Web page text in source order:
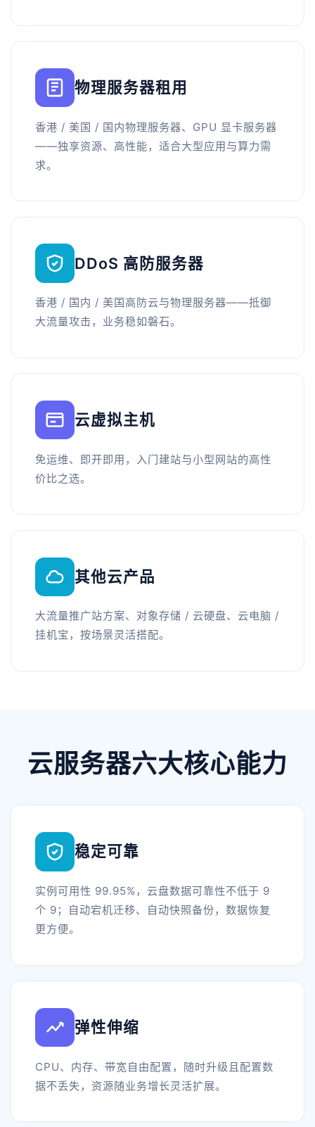
物理服务器租用
香港 / 美国 / 国内物理服务器、GPU 显卡服务器
——独享资源、高性能，适合大型应用与算力需
求。
DDoS 高防服务器
香港 / 国内 / 美国高防云与物理服务器——抵御
大流量攻击，业务稳如磐石。
云虚拟主机
免运维、即开即用，入门建站与小型网站的高性
价比之选。
其他云产品
大流量推广站方案、对象存储 / 云硬盘、云电脑 /
挂机宝，按场景灵活搭配。
云服务器六大核心能力
稳定可靠
实例可用性 99.95%，云盘数据可靠性不低于 9
个 9；自动宕机迁移、自动快照备份，数据恢复
更方便。
弹性伸缩
CPU、内存、带宽自由配置，随时升级且配置数
据不丢失，资源随业务增长灵活扩展。